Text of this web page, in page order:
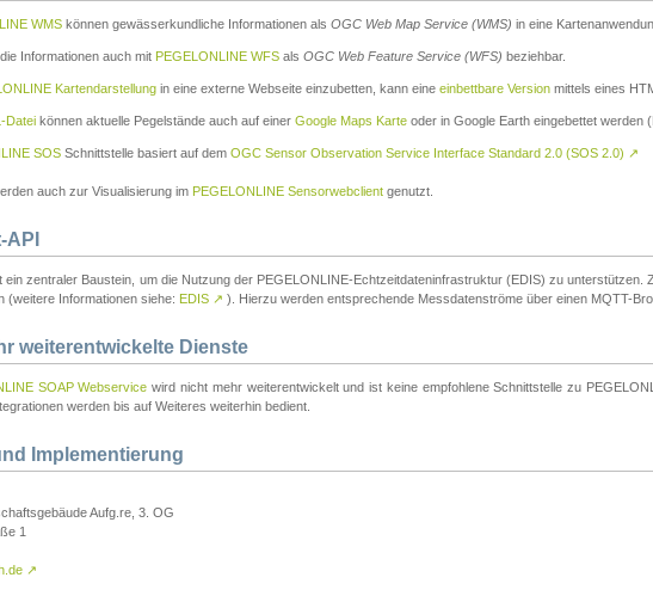
WMS können gewässerkundliche Informationen als OGC Web Map Service (WMS) in eine
Informationen auch mit PEGELONLINE WFS als OGC Web Feature Service (WFS) beziehbar.
Kartendarstellung in eine externe Webseite einzubetten, kann eine einbettbare Version mittels eines
Datei können aktuelle Pegelstände auch auf einer Google Maps Karte oder in Google Earth eingebettet werden
SOS Schnittstelle basiert auf dem OGC Sensor Observation Service Interface Standard 2.0 (SOS 2.0) ↗
auch zur Visualisierung im PEGELONLINE Sensorwebclient genutzt.
API
ein zentraler Baustein, um die Nutzung der PEGELONLINE-Echtzeitdateninfrastruktur (EDIS) zu unterstützen.
(weitere Informationen siehe: EDIS ↗ ). Hierzu werden entsprechende Messdatenströme über einen MQTT-
weiterentwickelte Dienste
SOAP Webservice wird nicht mehr weiterentwickelt und ist keine empfohlene Schnittstelle zu
werden bis auf Weiteres weiterhin bedient.
Implementierung
Aufg.re, 3. OG
1
↗